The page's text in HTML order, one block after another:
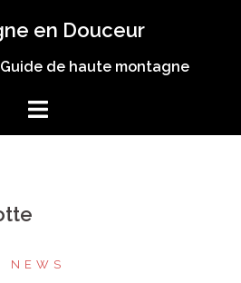
en Douceur
Guide de haute montagne
NEWS